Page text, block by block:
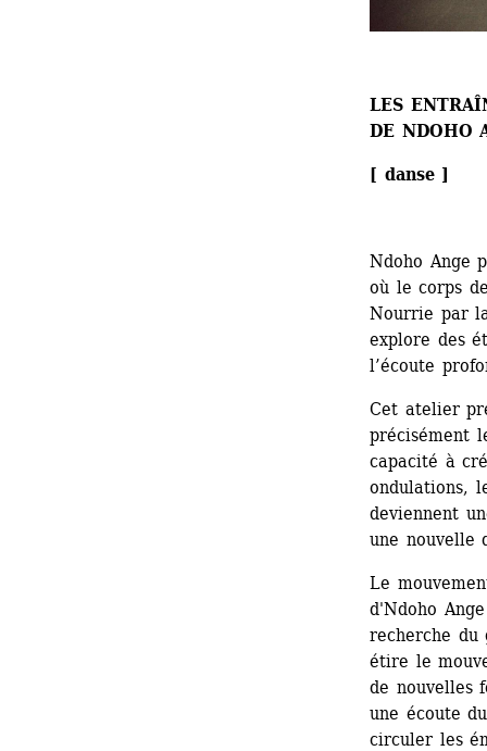
LES
DE NDOHO
[ danse ]
Ndoho Ange
où le corps
Nourrie par
explore des
l’écoute
Cet atelier
précisément
capacité à
ondulations,
deviennent
une nouvelle
Le
d'Ndoho
recherche
étire le
de nouvelles
une écoute
circuler les